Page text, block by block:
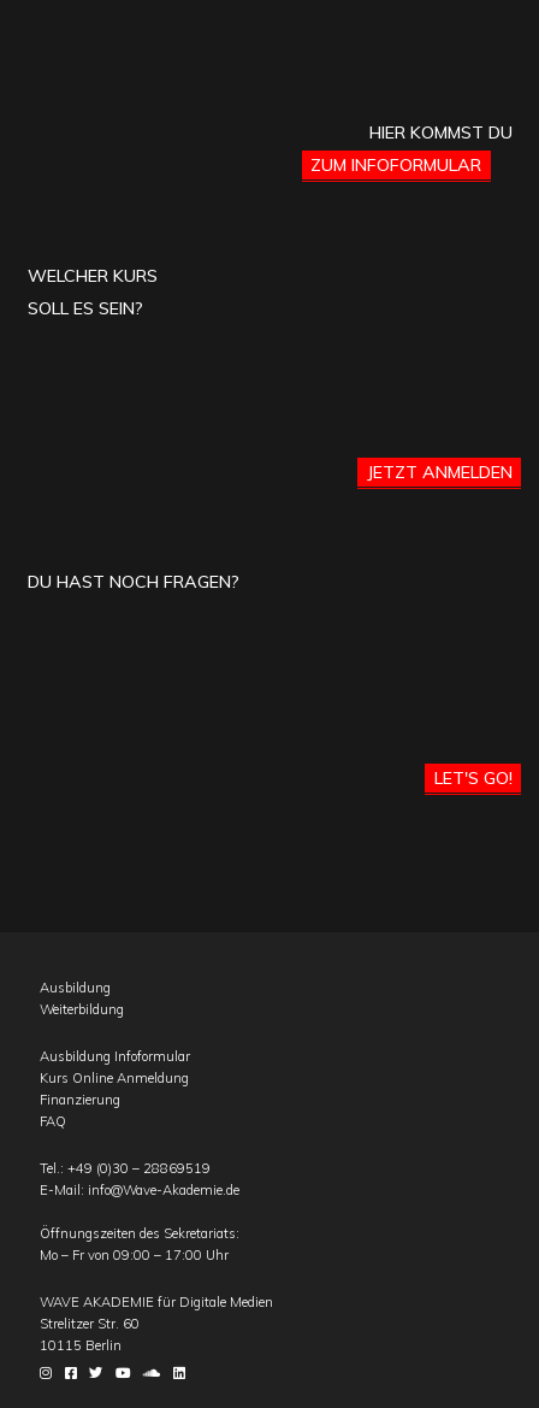
HIER KOMMST DU
ZUM INFOFORMULAR
WELCHER KURS
SOLL ES SEIN?
JETZT ANMELDEN
DU HAST NOCH FRAGEN?
LET'S GO!
Ausbildung
Weiterbildung
Ausbildung Infoformular
Kurs Online Anmeldung
Finanzierung
FAQ
Tel.: +49 (0)30 – 28869519
E-Mail: info@Wave-Akademie.de
Öffnungszeiten des Sekretariats:
Mo – Fr von 09:00 – 17:00 Uhr
WAVE AKADEMIE für Digitale Medien
Strelitzer Str. 60
10115 Berlin